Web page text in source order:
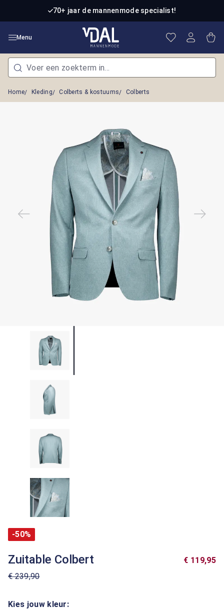
Ga naar de hoofdinhoud70+ jaar de mannenmode specialist!
Menu Je hebt 0
Home Kleding Colberts & kostuums Colberts
-50%
Zuitable Colbert
€ 239,90
€ 119,95
Kies jouw kleur: